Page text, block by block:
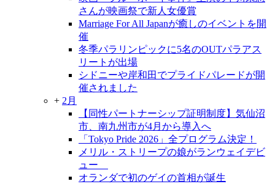
さんが映画祭で新人女優賞
Marriage For All Japanが癒しのイベントを開
催
冬季パラリンピックに5名のOUTパラアス
リートが出場
シドニーや岸和田でプライドパレードが開
催されました
+ 2月
【同性パートナーシップ証明制度】気仙沼
市、南九州市が4月から導入へ
「Tokyo Pride 2026」全プログラム決定！
メリル・ストリープの娘がランウェイデビ
ュー
オランダで初のゲイの首相が誕生